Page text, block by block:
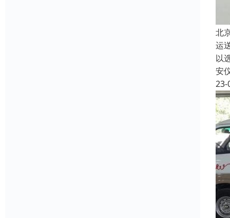
北
运
以
安
23-